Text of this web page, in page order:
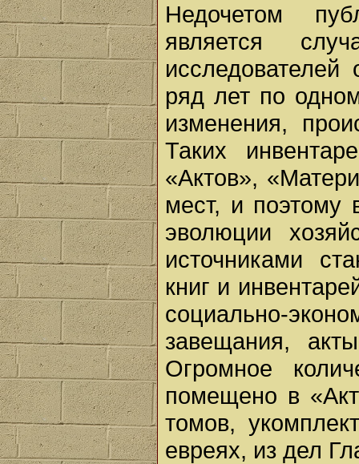
Недочетом
является
ряд лет по
изменения,
Таких
«Актов»,
мест, и поэтому
эволюции
источниками
книг и
социально-
завещания,
Огромное
помещено в
томов,
евреях, из дел